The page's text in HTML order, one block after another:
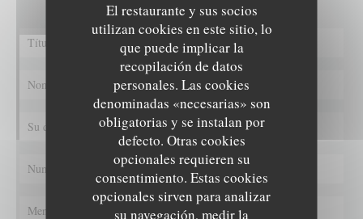
El restaurante y sus socios
utilizan cookies en este sitio, lo
que puede implicar la
recopilación de datos
personales. Las cookies
denominadas «necesarias» son
obligatorias y se instalan por
defecto. Otras cookies
opcionales requieren su
consentimiento. Estas cookies
opcionales sirven para analizar
su navegación, medir la